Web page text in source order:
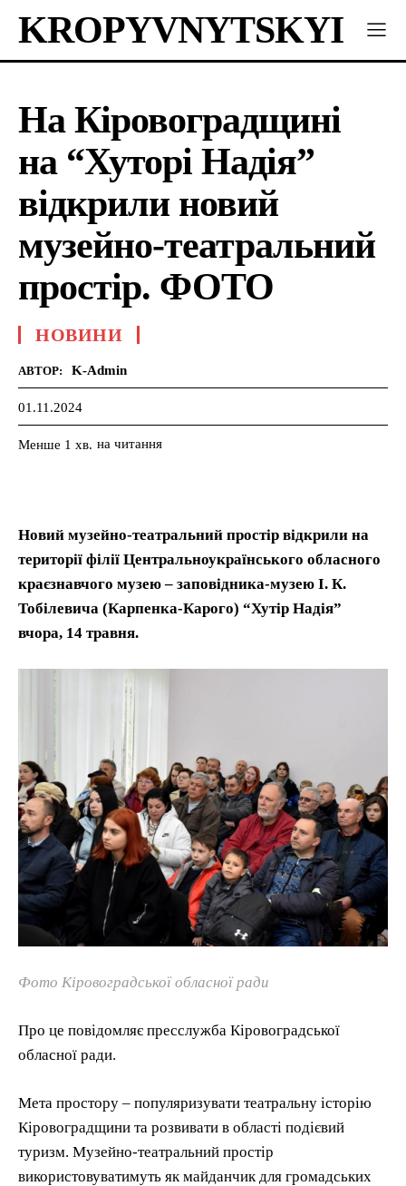
KROPYVNYTSKYI
На Кіровоградщині
на “Хуторі Надія”
відкрили новий
музейно-театральний
простір. ФОТО
НОВИНИ
АВТОР: K-Admin
01.11.2024
Менше 1 хв. на читання
Новий музейно-театральний простір відкрили на
території філії Центральноукраїнського обласного
краєзнавчого музею – заповідника-музею І. К.
Тобілевича (Карпенка-Карого) “Хутір Надія”
вчора, 14 травня.
Фото Кіровоградської обласної ради
Про це повідомляє пресслужба Кіровоградської
обласної ради.
Мета простору – популяризувати театральну історію
Кіровоградщини та розвивати в області подієвий
туризм. Музейно-театральний простір
використовуватимуть як майданчик для громадських